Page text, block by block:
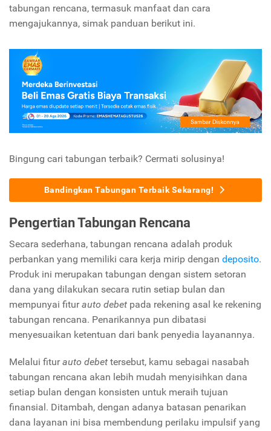
tabungan rencana, termasuk manfaat dan cara
mengajukannya, simak panduan berikut ini.
Bingung cari tabungan terbaik? Cermati solusinya!
Bandingkan Tabungan Terbaik Sekarang!
Pengertian Tabungan Rencana
Secara sederhana, tabungan rencana adalah produk
perbankan yang memiliki cara kerja mirip dengan deposito.
Produk ini merupakan tabungan dengan sistem setoran
dana yang dilakukan secara rutin setiap bulan dan
mempunyai fiturauto debet pada rekening asal ke rekening
tabungan rencana. Penarikannya pun dibatasi
menyesuaikan ketentuan dari bank penyedia layanannya.
Melalui fiturauto debet tersebut, kamu sebagai nasabah
tabungan rencana akan lebih mudah menyisihkan dana
setiap bulan dengan konsisten untuk meraih tujuan
finansial. Ditambah, dengan adanya batasan penarikan
dana layanan ini bisa membendung perilaku impulsif yang